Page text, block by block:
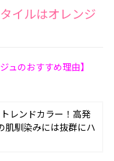
イルはオレンジ
ュのおすすめ理由】
レンドカラー！高発
肌馴染みには抜群にハ